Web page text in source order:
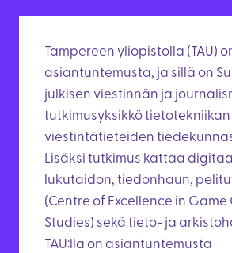
Tampereen yliopistolla (TAU)
asiantuntemusta, ja sillä on
julkisen viestinnän ja
tutkimusyksikkö tietotekniikan
viestintätieteiden
Lisäksi tutkimus kattaa
lukutaidon, tiedonhaun,
(Centre of Excellence in Game
Studies) sekä tieto- ja
TAU:lla on asiantuntemusta